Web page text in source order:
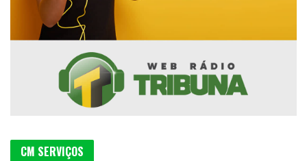
CM SERVIÇOS